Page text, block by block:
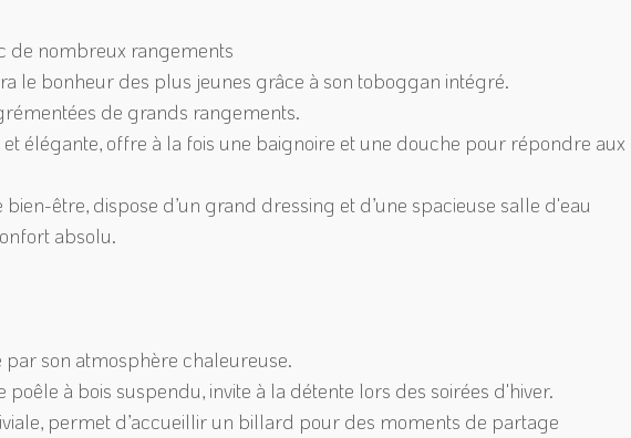
de nombreux rangements
le bonheur des plus jeunes grâce à son toboggan intégré.
de grands rangements.
élégante, offre à la fois une baignoire et une douche pour répondre aux
être, dispose d’un grand dressing et d’une spacieuse salle d'eau
absolu.
par son atmosphère chaleureuse.
à bois suspendu, invite à la détente lors des soirées d'hiver.
permet d’accueillir un billard pour des moments de partage